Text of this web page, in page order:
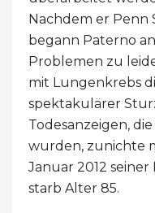
Nachdem er Penn
begann Paterno
Problemen zu
mit Lungenkrebs
spektakulärer
Todesanzeigen,
wurden, zunichte
Januar 2012
starb Alter 85.